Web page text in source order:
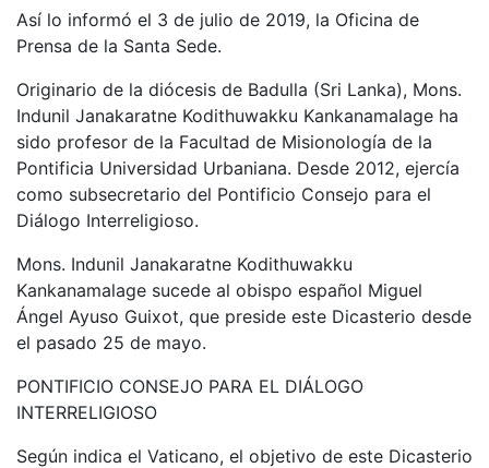
Así lo informó el 3 de julio de 2019, la Oficina de
Prensa de la Santa Sede.
Originario de la diócesis de Badulla (Sri Lanka), Mons.
Indunil Janakaratne Kodithuwakku Kankanamalage ha
sido profesor de la Facultad de Misionología de la
Pontificia Universidad Urbaniana. Desde 2012, ejercía
como subsecretario del Pontificio Consejo para el
Diálogo Interreligioso.
Mons. Indunil Janakaratne Kodithuwakku
Kankanamalage sucede al obispo español Miguel
Ángel Ayuso Guixot, que preside este Dicasterio desde
el pasado 25 de mayo.
PONTIFICIO CONSEJO PARA EL DIÁLOGO
INTERRELIGIOSO
Según indica el Vaticano, el objetivo de este Dicasterio